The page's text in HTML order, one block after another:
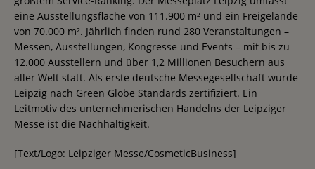
eine Ausstellungsfläche von 111.900 m² und ein Freigelände
von 70.000 m². Jährlich finden rund 280 Veranstaltungen –
Messen, Ausstellungen, Kongresse und Events – mit bis zu
12.000 Ausstellern und über 1,2 Millionen Besuchern aus
aller Welt statt. Als erste deutsche Messegesellschaft wurde
Leipzig nach Green Globe Standards zertifiziert. Ein
Leitmotiv des unternehmerischen Handelns der Leipziger
Messe ist die Nachhaltigkeit.
[Text/Logo: Leipziger Messe/CosmeticBusiness]